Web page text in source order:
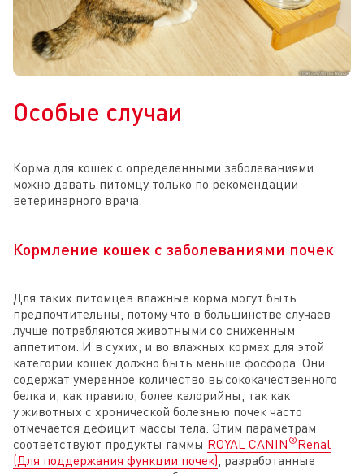
Особые случаи
Корма для кошек с определенными заболеваниями
можно давать питомцу только по рекомендации
ветеринарного врача.
Кормление кошек с заболеваниями почек
Для таких питомцев влажные корма могут быть
предпочтительны, потому что в большинстве случаев
лучше потребляются животными со сниженным
аппетитом. И в сухих, и во влажных кормах для этой
категории кошек должно быть меньше фосфора. Они
содержат умеренное количество высококачественного
белка и, как правило, более калорийны, так как
у животных с хронической болезнью почек часто
отмечается дефицит массы тела. Этим параметрам
соответствуют продукты гаммы ROYAL CANIN ®Renal
(Для поддержания функции почек) , разработанные